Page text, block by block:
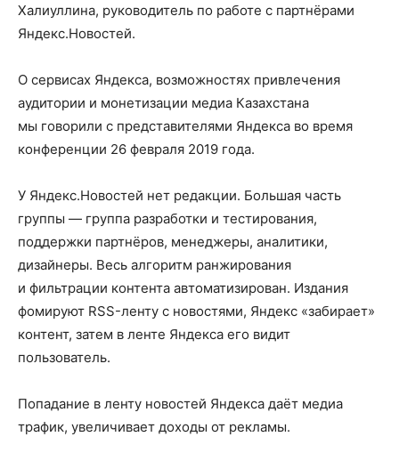
Халиуллина, руководитель по работе с партнёрами
Яндекс.Новостей.
О сервисах Яндекса, возможностях привлечения
аудитории и монетизации медиа Казахстана
мы говорили с представителями Яндекса во время
конференции 26 февраля 2019 года.
У Яндекс.Новостей нет редакции. Большая часть
группы — группа разработки и тестирования,
поддержки партнёров, менеджеры, аналитики,
дизайнеры. Весь алгоритм ранжирования
и фильтрации контента автоматизирован. Издания
фомируют RSS-ленту с новостями, Яндекс «забирает»
контент, затем в ленте Яндекса его видит
пользователь.
Попадание в ленту новостей Яндекса даёт медиа
трафик, увеличивает доходы от рекламы.